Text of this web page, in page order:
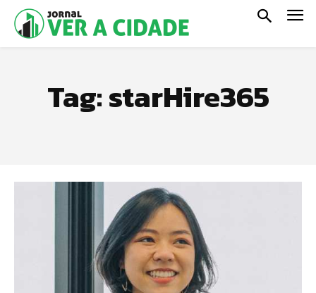
Tag:starHire365